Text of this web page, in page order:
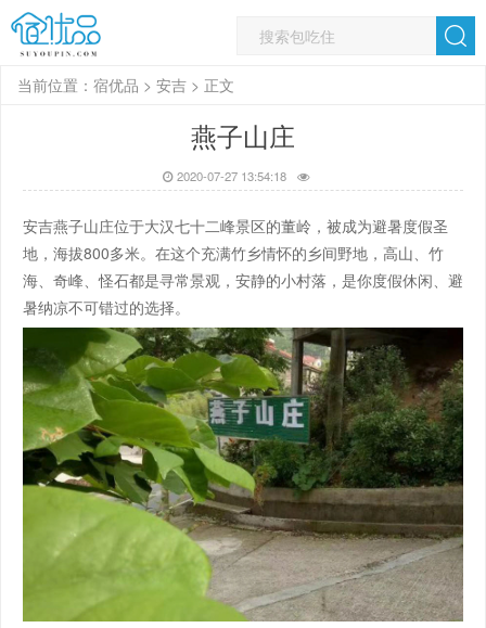
当前位置： 宿优品 > 安吉 > 正文
燕子山庄
2020-07-27 13:54:18
安吉燕子山庄位于大汉七十二峰景区的董岭，被成为避暑度假圣
地，海拔800多米。在这个充满竹乡情怀的乡间野地，高山、竹
海、奇峰、怪石都是寻常景观，安静的小村落，是你度假休闲、避
暑纳凉不可错过的选择。